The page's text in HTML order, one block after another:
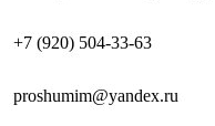
+7 (920) 504-33-63
proshumim@yandex.ru